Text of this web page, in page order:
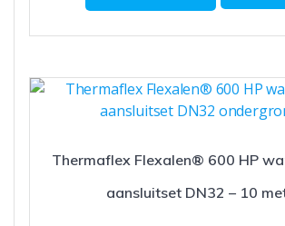
Thermaflex Flexalen® 600 HP
aansluitset DN32 – 10